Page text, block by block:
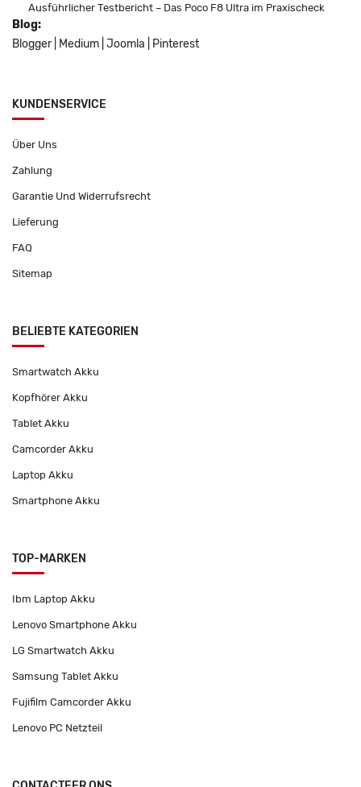
Ausführlicher Testbericht – Das Poco F8 Ultra im Praxischeck
Blog:
Blogger
Medium Joomla Pinterest
KUNDENSERVICE
Über Uns
Zahlung
Garantie Und Widerrufsrecht
Lieferung
FAQ
Sitemap
BELIEBTE KATEGORIEN
Smartwatch Akku
Kopfhörer Akku
Tablet Akku
Camcorder Akku
Laptop Akku
Smartphone Akku
TOP-MARKEN
Ibm Laptop Akku
Lenovo Smartphone Akku
LG Smartwatch Akku
Samsung Tablet Akku
Fujifilm Camcorder Akku
Lenovo PC Netzteil